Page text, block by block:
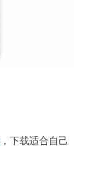
，下载适合自己